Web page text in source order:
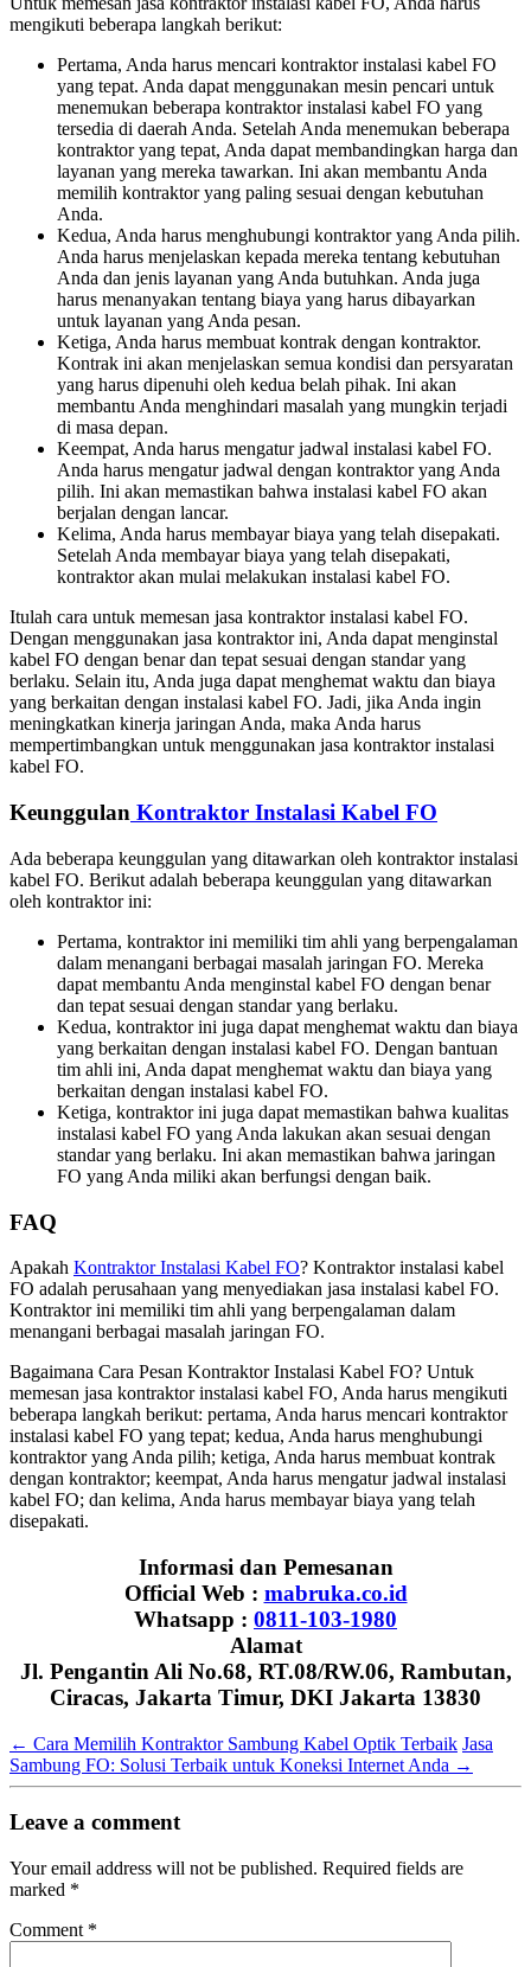
mengikuti beberapa langkah berikut:
Pertama, Anda harus mencari kontraktor instalasi kabel FO
yang tepat. Anda dapat menggunakan mesin pencari untuk
menemukan beberapa kontraktor instalasi kabel FO yang
tersedia di daerah Anda. Setelah Anda menemukan beberapa
kontraktor yang tepat, Anda dapat membandingkan harga dan
layanan yang mereka tawarkan. Ini akan membantu Anda
memilih kontraktor yang paling sesuai dengan kebutuhan
Anda.
Kedua, Anda harus menghubungi kontraktor yang Anda pilih.
Anda harus menjelaskan kepada mereka tentang kebutuhan
Anda dan jenis layanan yang Anda butuhkan. Anda juga
harus menanyakan tentang biaya yang harus dibayarkan
untuk layanan yang Anda pesan.
Ketiga, Anda harus membuat kontrak dengan kontraktor.
Kontrak ini akan menjelaskan semua kondisi dan persyaratan
yang harus dipenuhi oleh kedua belah pihak. Ini akan
membantu Anda menghindari masalah yang mungkin terjadi
di masa depan.
Keempat, Anda harus mengatur jadwal instalasi kabel FO.
Anda harus mengatur jadwal dengan kontraktor yang Anda
pilih. Ini akan memastikan bahwa instalasi kabel FO akan
berjalan dengan lancar.
Kelima, Anda harus membayar biaya yang telah disepakati.
Setelah Anda membayar biaya yang telah disepakati,
kontraktor akan mulai melakukan instalasi kabel FO.
Itulah cara untuk memesan jasa kontraktor instalasi kabel FO.
Dengan menggunakan jasa kontraktor ini, Anda dapat menginstal
kabel FO dengan benar dan tepat sesuai dengan standar yang
berlaku. Selain itu, Anda juga dapat menghemat waktu dan biaya
yang berkaitan dengan instalasi kabel FO. Jadi, jika Anda ingin
meningkatkan kinerja jaringan Anda, maka Anda harus
mempertimbangkan untuk menggunakan jasa kontraktor instalasi
kabel FO.
Keunggulan Kontraktor Instalasi Kabel FO
Ada beberapa keunggulan yang ditawarkan oleh kontraktor instalasi
kabel FO. Berikut adalah beberapa keunggulan yang ditawarkan
oleh kontraktor ini:
Pertama, kontraktor ini memiliki tim ahli yang berpengalaman
dalam menangani berbagai masalah jaringan FO. Mereka
dapat membantu Anda menginstal kabel FO dengan benar
dan tepat sesuai dengan standar yang berlaku.
Kedua, kontraktor ini juga dapat menghemat waktu dan biaya
yang berkaitan dengan instalasi kabel FO. Dengan bantuan
tim ahli ini, Anda dapat menghemat waktu dan biaya yang
berkaitan dengan instalasi kabel FO.
Ketiga, kontraktor ini juga dapat memastikan bahwa kualitas
instalasi kabel FO yang Anda lakukan akan sesuai dengan
standar yang berlaku. Ini akan memastikan bahwa jaringan
FO yang Anda miliki akan berfungsi dengan baik.
FAQ
Apakah Kontraktor Instalasi Kabel FO? Kontraktor instalasi kabel
FO adalah perusahaan yang menyediakan jasa instalasi kabel FO.
Kontraktor ini memiliki tim ahli yang berpengalaman dalam
menangani berbagai masalah jaringan FO.
Bagaimana Cara Pesan Kontraktor Instalasi Kabel FO? Untuk
memesan jasa kontraktor instalasi kabel FO, Anda harus mengikuti
beberapa langkah berikut: pertama, Anda harus mencari kontraktor
instalasi kabel FO yang tepat; kedua, Anda harus menghubungi
kontraktor yang Anda pilih; ketiga, Anda harus membuat kontrak
dengan kontraktor; keempat, Anda harus mengatur jadwal instalasi
kabel FO; dan kelima, Anda harus membayar biaya yang telah
disepakati.
Informasi dan Pemesanan
Official Web : mabruka.co.id
Whatsapp : 0811-103-1980
Alamat
Jl. Pengantin Ali No.68, RT.08/RW.06, Rambutan,
Ciracas, Jakarta Timur, DKI Jakarta 13830
← Cara Memilih Kontraktor Sambung Kabel Optik Terbaik Jasa
Sambung FO: Solusi Terbaik untuk Koneksi Internet Anda →
Leave a comment
Your email address will not be published. Required fields are
marked *
Comment *